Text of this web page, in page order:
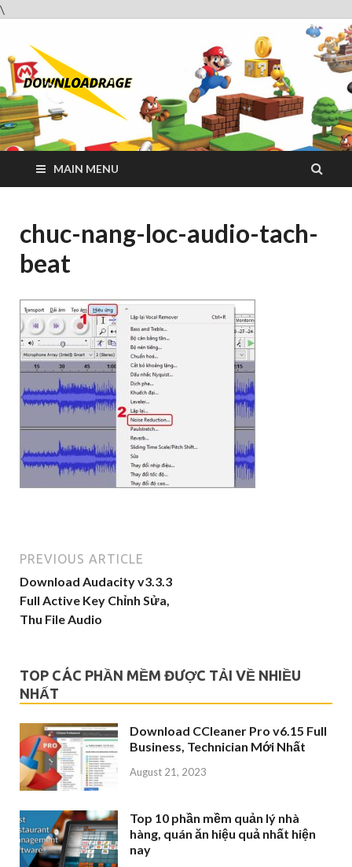
\
Website tải phần mềm nhanh và miễn phí
MAIN MENU
chuc-nang-loc-audio-tach-
beat
PREVIOUS ARTICLE
Download Audacity v3.3.3
Full Active Key Chỉnh Sửa,
Thu File Audio
TOP CÁC PHẦN MỀM ĐƯỢC TẢI VỀ NHIỀU
NHẤT
Download CCleaner Pro v6.15 Full
Business, Technician Mới Nhất
August 21, 2023
Top 10 phần mềm quản lý nhà
hàng, quán ăn hiệu quả nhất hiện
nay